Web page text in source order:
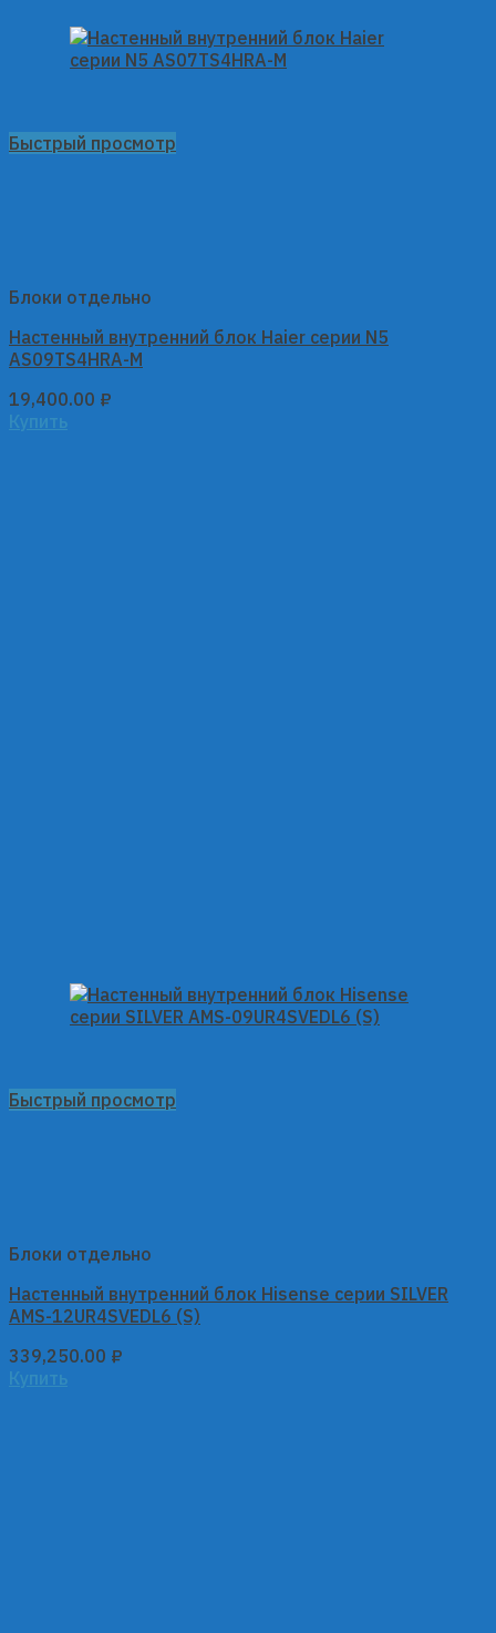
Быстрый просмотр
Блоки отдельно
Настенный внутренний блок Haier серии N5
AS09TS4HRA-M
19,400.00 ₽
Купить
Быстрый просмотр
Блоки отдельно
Настенный внутренний блок Hisense серии SILVER
AMS-12UR4SVEDL6 (S)
339,250.00 ₽
Купить